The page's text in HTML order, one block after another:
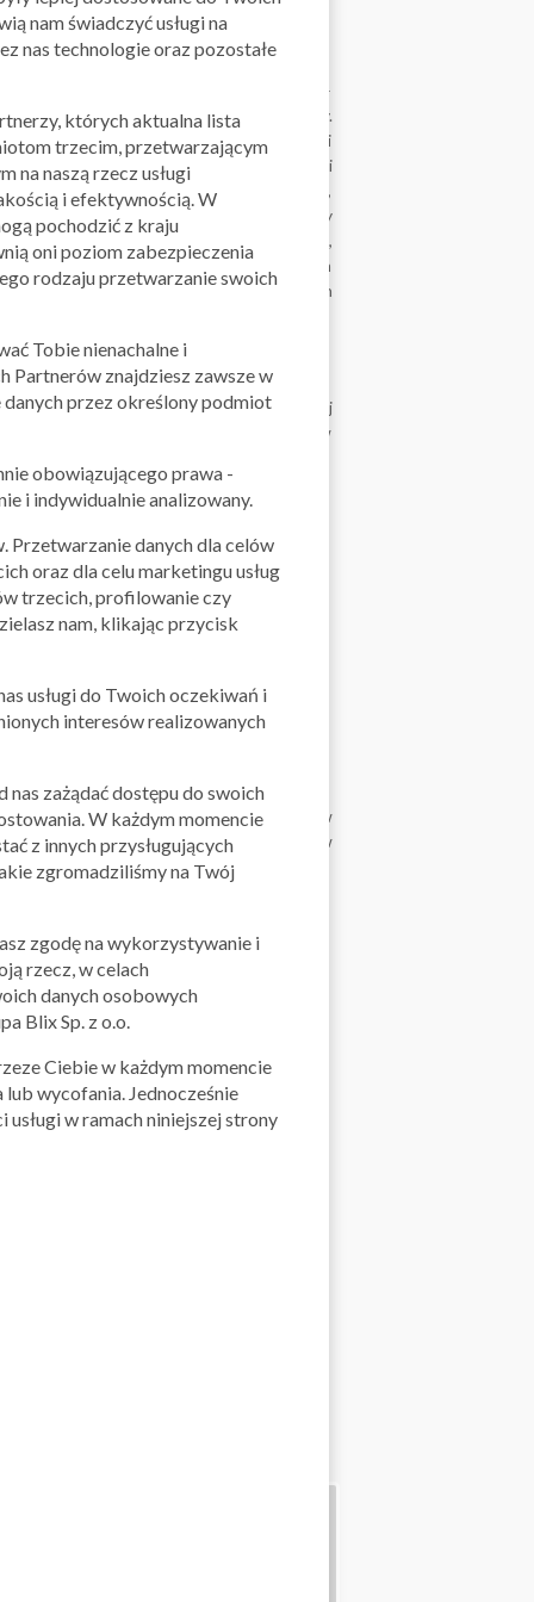
pierwsze kroki stawiała w 2004 roku –
zakupów promocyjny kod rabatowy.
roku zmienić formę prawną działalności i
pod szyldem Internet Shop s.r.o. i
Europie Środkowej. Funkcjonuje w Polsce,
wybierać spośród różnorodnej oferty
ale również produkty do makijażu,
zestawy upominkowe oraz wiele innych
zapewnią Ci dostęp do Twoich ulubionych
można go wykorzystać? Jeżeli w Twojej
Nadal nie wiesz, na co zdecydować się w
asortymentu, które znajdziesz w
którego zapachy zawsze wprawiają Cię w
nam świadczyć usługi na
nas technologie oraz pozostałe
których aktualna lista
trzecim, przetwarzającym
na naszą rzecz usługi
i efektywnością. W
pochodzić z kraju
oni poziom zabezpieczenia
rodzaju przetwarzanie swoich
Tobie nienachalne i
Partnerów znajdziesz zawsze w
przez określony podmiot
obowiązującego prawa -
i indywidualnie analizowany.
Przetwarzanie danych dla celów
oraz dla celu marketingu usług
trzecich, profilowanie czy
nam, klikając przycisk
usługi do Twoich oczekiwań i
interesów realizowanych
nas zażądać dostępu do swoich
W każdym momencie
z innych przysługujących
zgromadziliśmy na Twój
zgodę na wykorzystywanie i
rzecz, w celach
danych osobowych
Blix Sp. z o.o.
Ciebie w każdym momencie
wycofania. Jednocześnie
w ramach niniejszej strony